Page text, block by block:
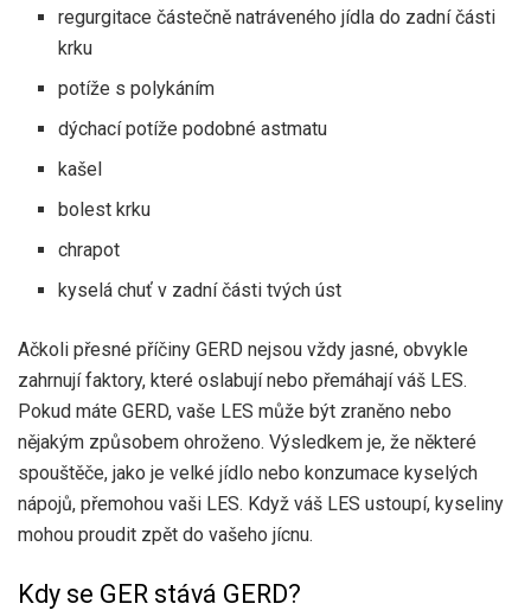
regurgitace částečně natráveného jídla do zadní části
krku
potíže s polykáním
dýchací potíže podobné astmatu
kašel
bolest krku
chrapot
kyselá chuť v zadní části tvých úst
Ačkoli přesné příčiny GERD nejsou vždy jasné, obvykle
zahrnují faktory, které oslabují nebo přemáhají váš LES.
Pokud máte GERD, vaše LES může být zraněno nebo
nějakým způsobem ohroženo. Výsledkem je, že některé
spouštěče, jako je velké jídlo nebo konzumace kyselých
nápojů, přemohou vaši LES. Když váš LES ustoupí, kyseliny
mohou proudit zpět do vašeho jícnu.
Kdy se GER stává GERD?